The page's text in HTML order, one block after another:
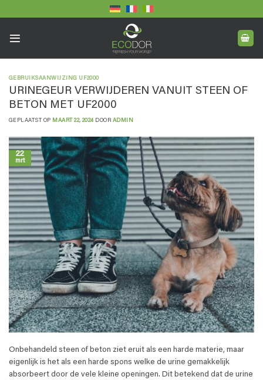
naar
GEBRUIKSAANWIJZING UF2000
URINEGEUR VERWIJDEREN VANUIT STEEN OF
BETON MET UF2000
GEPLAATST OP MAART 22, 2024 DOOR ADMIN
22
mrt
Onbehandeld steen of beton ziet eruit als een harde materie, maar
eigenlijk is het als een harde spons welke de urine gemakkelijk
absorbeert door de vele kleine openingen. Dit betekend dat de urine